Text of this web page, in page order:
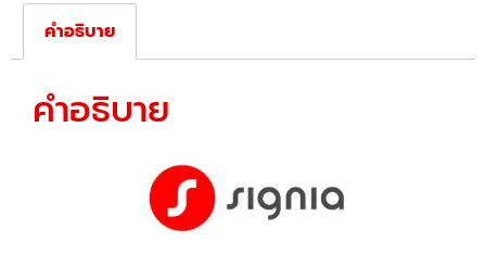
คำอธิบาย
คำอธิบาย